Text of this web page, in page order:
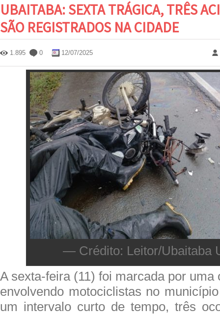
UBAITABA: SEXTA TRÁGICA, TRÊS
SÃO REGISTRADOS NA CIDADE
1.895 0 12/07/2025
— Crédito: Leitor/Ubaitaba
A sexta-feira (11) foi marcada por uma
envolvendo motociclistas no
um intervalo curto de tempo, três